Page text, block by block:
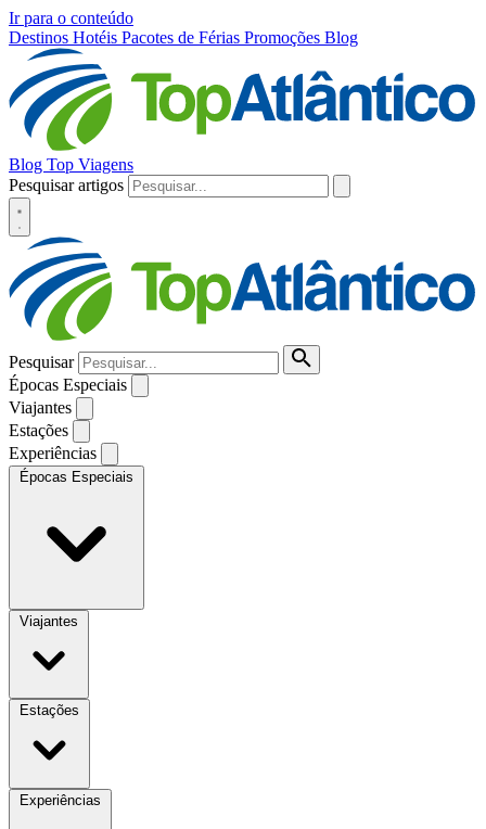
Ir para o conteúdo
Destinos Hotéis Pacotes de Férias Promoções Blog
Blog Top Viagens
Pesquisar artigos
Pesquisar
Épocas Especiais
Viajantes
Estações
Experiências
Épocas Especiais
Viajantes
Estações
Experiências